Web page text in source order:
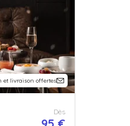
et livraison offertes
Dès